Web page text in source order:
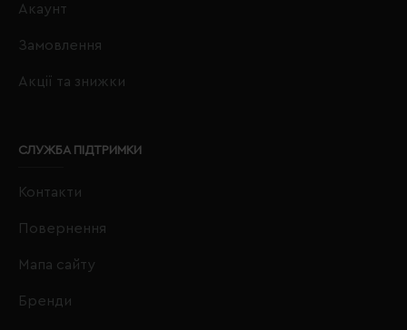
Акаунт
Замовлення
Акції та знижки
СЛУЖБА ПІДТРИМКИ
Контакти
Повернення
Мапа сайту
Бренди